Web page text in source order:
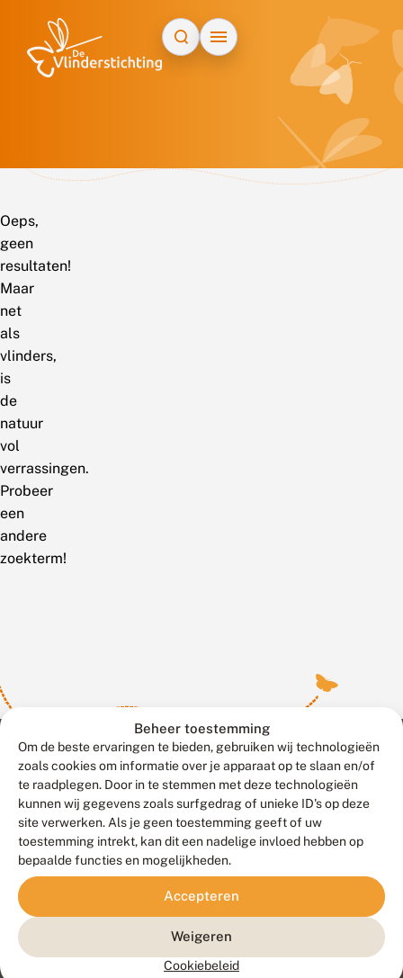
Beheer toestemming
Om de beste ervaringen te bieden, gebruiken wij technologieën
zoals cookies om informatie over je apparaat op te slaan en/of
te raadplegen. Door in te stemmen met deze technologieën
kunnen wij gegevens zoals surfgedrag of unieke ID's op deze
site verwerken. Als je geen toestemming geeft of uw
toestemming intrekt, kan dit een nadelige invloed hebben op
bepaalde functies en mogelijkheden.
Accepteren
Weigeren
Cookiebeleid
Oeps,
geen
resultaten!
Maar
net
als
vlinders,
is
de
natuur
vol
verrassingen.
Probeer
een
andere
zoekterm!
Contact
Veelgestelde vragen
Doneer
Meld waarnemingen© 2026 Vlinderstichting
Duurzaam ontwikkeld door
Go2People
, ontworpen door
Blue Field Agency
Privacy
Disclaimer
Sitemap